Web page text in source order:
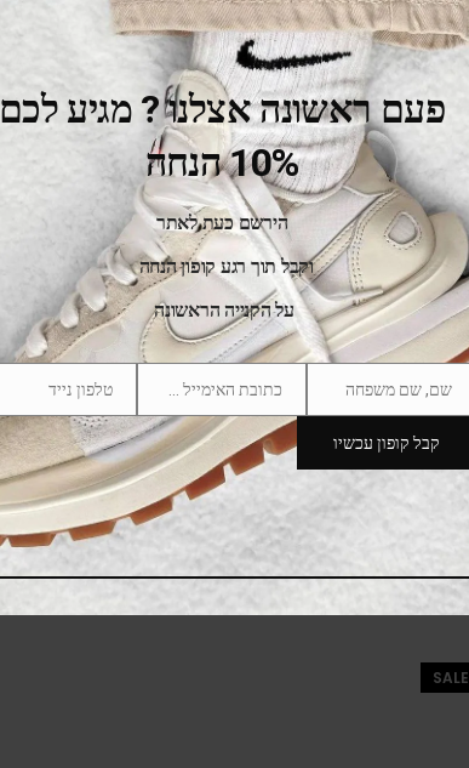
525.00₪
475.00 ₪
adidas Handball Spezial Cardboard White
SALE
פעם ראשונה אצלנו ? מגיע לכם
10% הנחה
הירשם כעת לאתר
וקבל תוך רגע קופון הנחה
על הקנייה הראשונה
Name
שם, שם משפחה Email
Phone
Number
טלפון נייד
קבל קופון עכשיו